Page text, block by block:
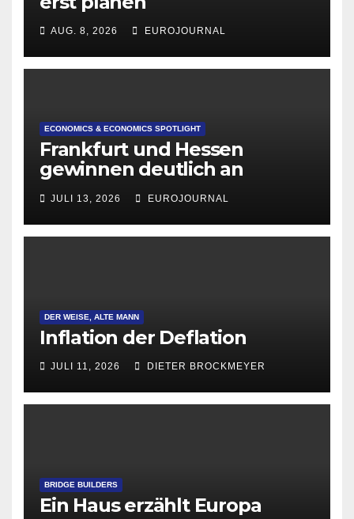
AUG. 8, 2026 EUROJOURNAL
ECONOMICS & ECONOMICS SPOTLIGHT
Frankfurt und Hessen
gewinnen deutlich an
Attraktivität für Startup-
Gründungen
JULI 13, 2026 EUROJOURNAL
DER WEISE, ALTE MANN
Inflation der Deflation
JULI 11, 2026 DIETER BROCKMEYER
BRIDGE BUILDERS
Ein Haus erzählt Europa